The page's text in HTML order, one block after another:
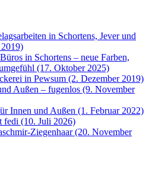
in Schortens, Jever und
in Schortens – neue Farben,
(17. Oktober 2025)
in Pewsum (2. Dezember 2019)
Außen – fugenlos (9. November
Innen und Außen (1. Februar 2022)
fedi (10. Juli 2026)
Ziegenhaar (20. November